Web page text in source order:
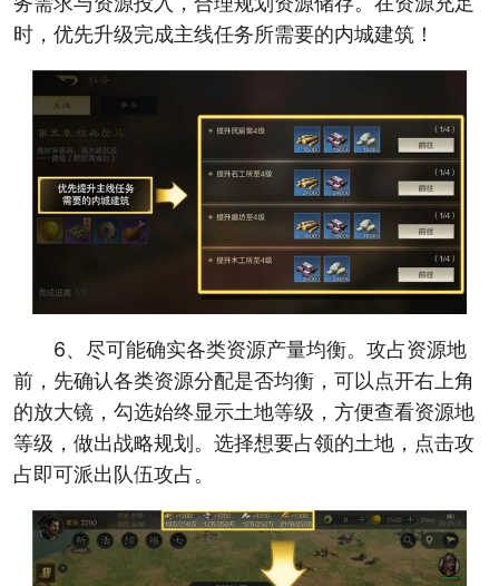
时，优先升级完成主线任务所需要的内城建筑！
6、尽可能确实各类资源产量均衡。攻占资源地
前，先确认各类资源分配是否均衡，可以点开右上角
的放大镜，勾选始终显示土地等级，方便查看资源地
等级，做出战略规划。选择想要占领的土地，点击攻
占即可派出队伍攻占。